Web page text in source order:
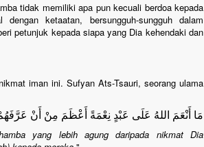
tidak memiliki apa pun kecuali berdoa kepada
ketaatan, bersungguh-sungguh dalam
petunjuk kepada siapa yang Dia kehendaki dan
iman ini. Sufyan Ats-Tsauri, seorang ulama
مَا أَنْعَمَ اللهُ عَلَى عَبْدٍ نِعْمَةً أَعْظَمَ مِنْ أَنْ عَرَّفَهُمْ
yang lebih agung daripada nikmat Dia